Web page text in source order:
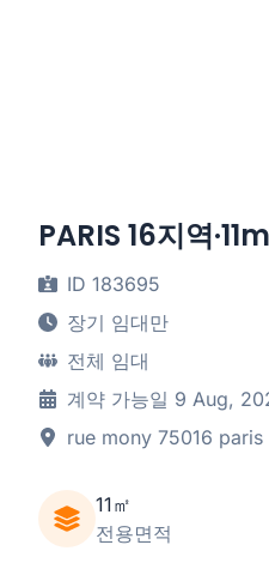
PARIS 16지역
ID 183695
장기 임대만
전체 임대
계약 가능일 9 Aug,
rue mony 75016 paris
11㎡
전용면적